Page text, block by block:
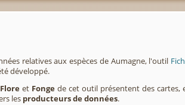
relatives aux espèces de Aumagne, l'outil
développé.
Flore et Fonge de cet outil présentent des cartes,
les producteurs de données.